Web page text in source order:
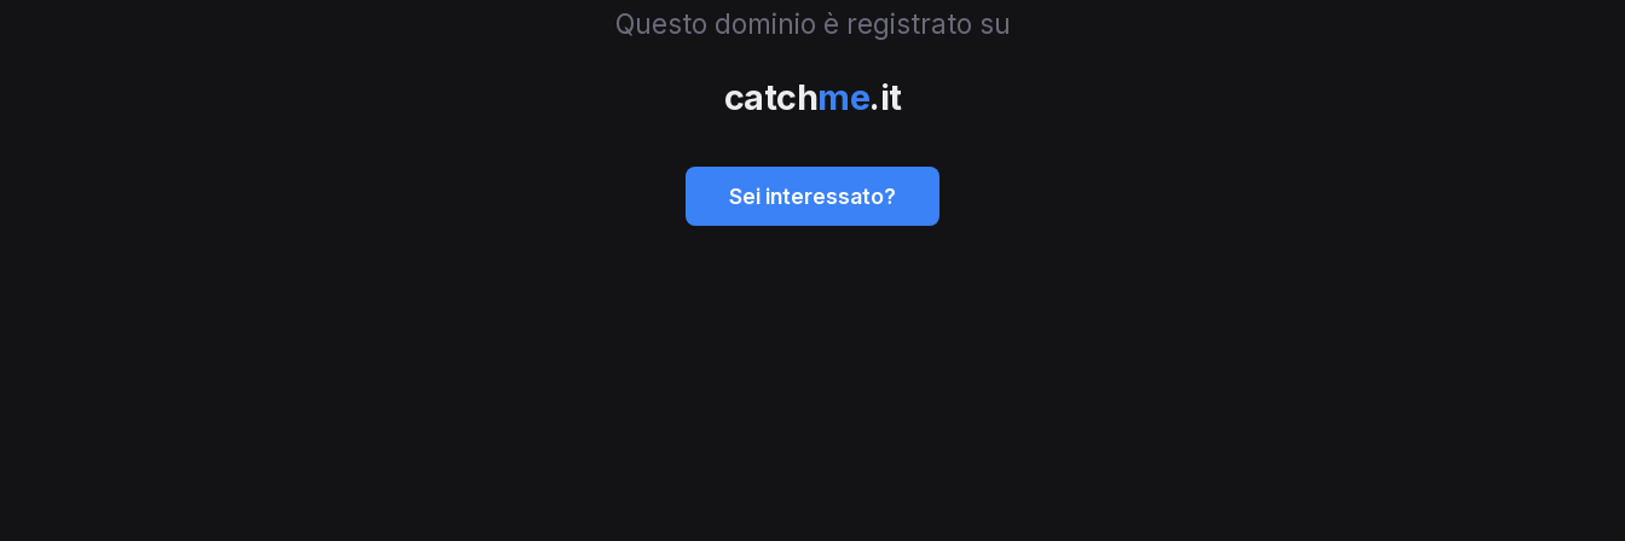
Questo dominio è registrato su
catchme.it
Sei interessato?